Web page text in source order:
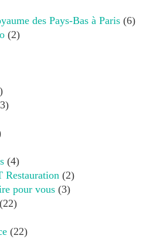
des Pays-Bas à Paris (6)
(2)
(4)
Restauration (2)
pour vous (3)
(22)
(22)